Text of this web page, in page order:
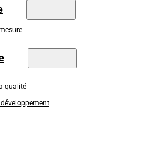
qualité
développement